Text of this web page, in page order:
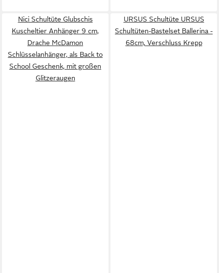
Nici Schultüte Glubschis
Kuscheltier Anhänger 9 cm,
Drache McDamon
Schlüsselanhänger, als Back to
School Geschenk, mit großen
Glitzeraugen
URSUS Schultüte URSUS
Schultüten-Bastelset Ballerina -
68cm, Verschluss Krepp